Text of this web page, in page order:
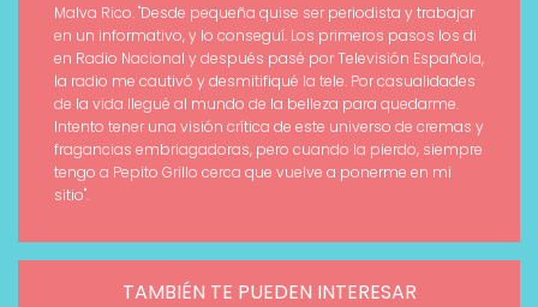
Malva Rico. "Desde pequeña quise ser periodista y trabajar
en un informativo, y lo conseguí. Los primeros pasos los di
en Radio Nacional y después pasé por Televisión Española,
la radio me cautivó y desmitifiqué la tele. Por casualidades
de la vida llegué al mundo de la belleza para quedarme.
Intento tener una visión crítica de este universo de cremas y
fragancias embriagadoras, pero cuando la pierdo, siempre
tengo a Pepito Grillo cerca que vuelve a ponerme en mi
sitio".
TAMBIÉN TE PUEDEN INTERESAR